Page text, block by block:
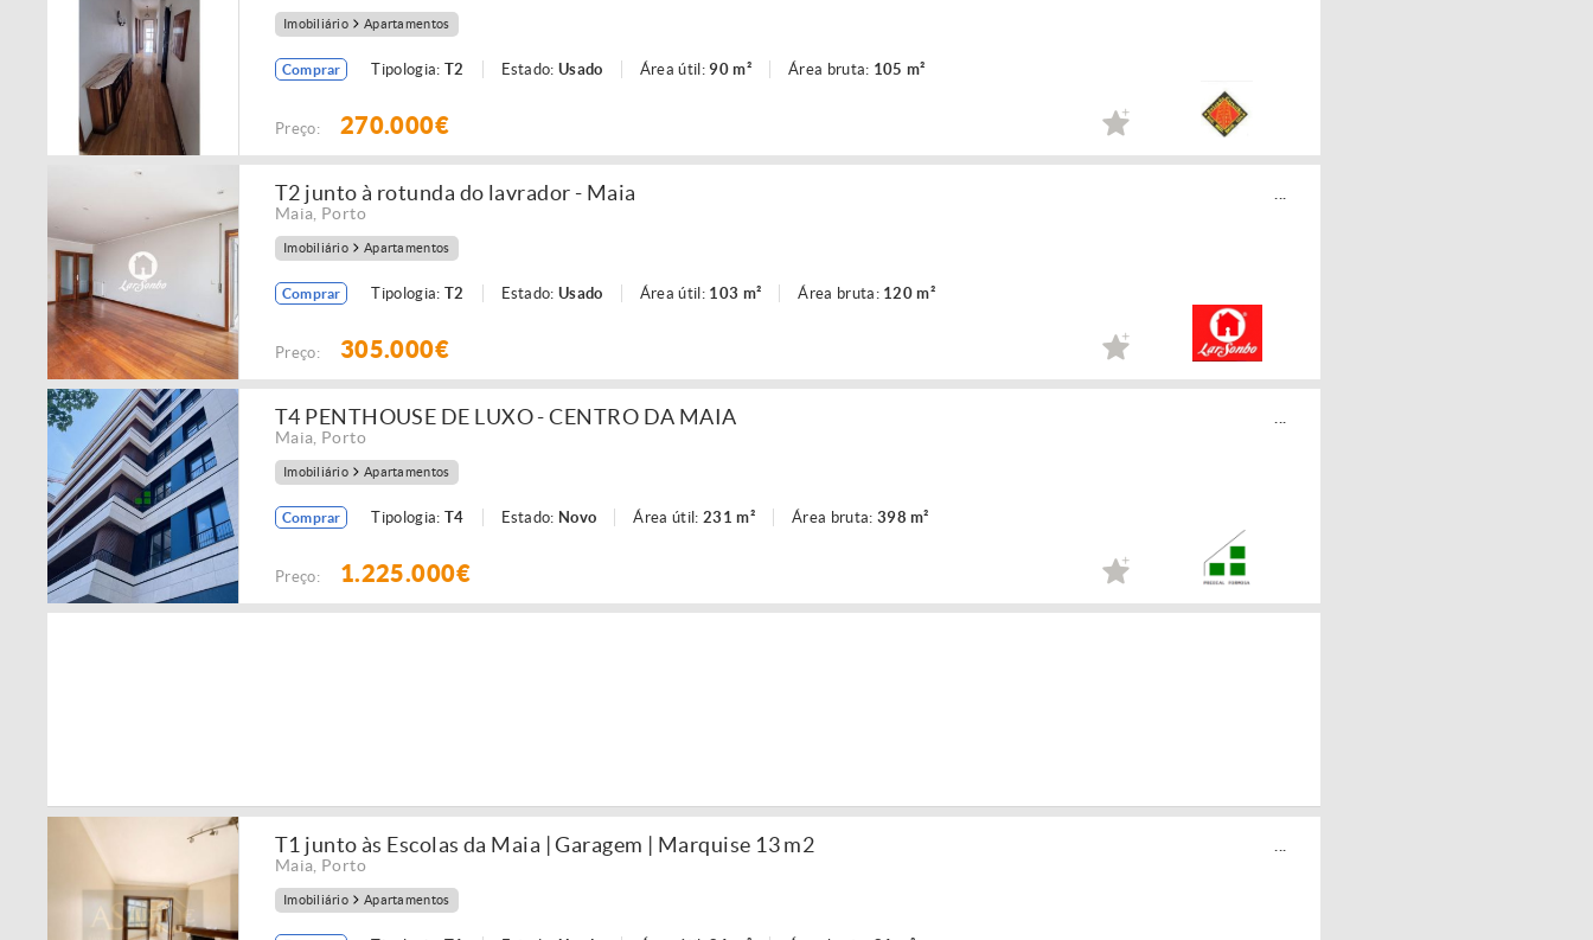
Imobiliário Apartamentos
Comprar Tipologia: T2 Estado:Usado Área útil: 90 m² Área bruta: 105 m²
Preço: 270.000€
T2 junto à rotunda do lavrador - Maia
Maia Porto
Imobiliário Apartamentos
Comprar Tipologia: T2 Estado:Usado Área útil: 103 m² Área bruta: 120 m²
Preço: 305.000€
T4 PENTHOUSE DE LUXO - CENTRO DA MAIA
Maia Porto
Imobiliário Apartamentos
Comprar Tipologia: T4 Estado: Novo Área útil: 231 m² Área bruta: 398 m²
Preço: 1.225.000€
T1 junto às Escolas da Maia | Garagem | Marquise 13 m2
Maia Porto
Imobiliário Apartamentos